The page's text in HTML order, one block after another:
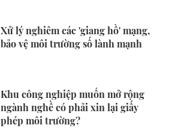
Xử lý nghiêm các 'giang hồ' mạng,
bảo vệ môi trường số lành mạnh
Khu công nghiệp muốn mở rộng
ngành nghề có phải xin lại giấy
phép môi trường?